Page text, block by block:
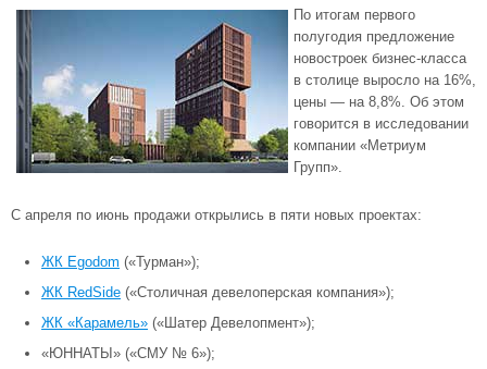
По итогам первого
полугодия предложение
новостроек бизнес-класса
в столице выросло на 16%,
цены — на 8,8%. Об этом
говорится в исследовании
компании «Метриум
Групп».
С апреля по июнь продажи открылись в пяти новых проектах:
ЖК Egodom («Турман»);
ЖК RedSide («Столичная девелоперская компания»);
ЖК «Карамель» («Шатер Девелопмент»);
«ЮННАТЫ» («СМУ № 6»);